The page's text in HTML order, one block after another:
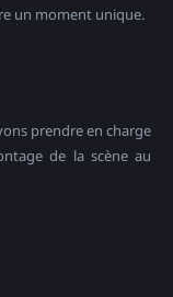
un moment unique.
prendre en charge
de la scène au